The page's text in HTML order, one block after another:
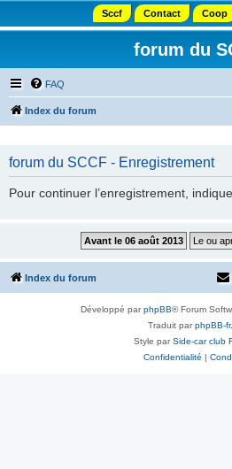
Sccf Contact Coop
forum du
FAQ
Index du forum
forum du SCCF - Enregistrement
Pour continuer l’enregistrement,
Index du forum
Développé parphpBB® Forum
Traduit parphpBB-
Style parSide-car club
Confidentialité